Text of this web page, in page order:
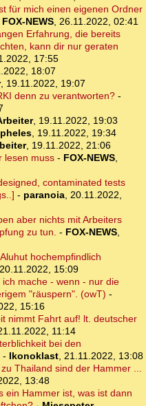
für mich einen eigenen Ordner
FOX-NEWS, 26.11.2022, 02:41
Erfahrung, die bereits
kann dir nur geraten
17:55
18:07
, 19.11.2022, 19:07
denn zu verantworten?-
, 19.11.2022, 19:03
, 19.11.2022, 19:34
, 19.11.2022, 21:06
lesen muss- FOX-NEWS,
contaminated tests
- paranoia, 20.11.2022,
aber nichts mit Arbeiters
zu tun. - FOX-NEWS,
hochempfindlich
20.11.2022, 15:09
mache - wenn - nur die
"räuspern". (owT) -
15:16
nimmt Fahrt auf! lt. deutscher
11:14
bei den
- Ikonoklast, 21.11.2022, 13:08
Thailand sind der Hammer ...
13:48
ein Hammer ist, was ist dann